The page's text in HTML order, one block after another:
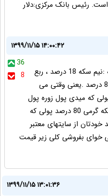
رئیس بانک مرکزی:دلار
۱۳۹۹/۱۱/۱۵ ۱۴:۰۰:۴۲
36
8
میزان حباب انواع مثبت سکه :نیم سکه 18 درصد ، ربع
سکه 55 درصد ، سکه گرمی 81 درصد .یعنی وقتی می
که میدی پول زوره پول
مفت میدی به فروشنده .یا سکه گرمی 80 درصد پولی که
خودتان از سایتهای معتبر
خوای بفروشی کلی زیر قیمت
۱۳۹۹/۱۱/۱۵ ۱۳:۰۱:۳۶